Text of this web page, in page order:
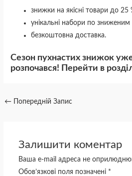
знижки на якісні товари до 25
унікальні набори по зниженим
безкоштовна доставка.
Сезон пухнастих знижок
розпочався! Перейти в
← Попередній Запис
Залишити коментар
Ваша e-mail адреса не
Обов’язкові поля позначені *